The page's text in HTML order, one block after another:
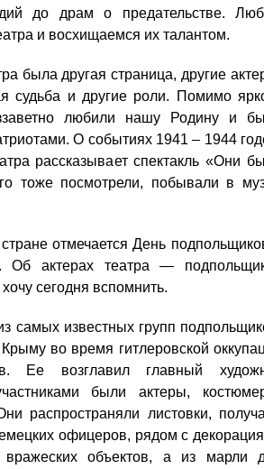
до драм о предательстве.
и восхищаемся их талантом.
была другая страница, другие
судьба и другие роли. Помимо
любили нашу Родину и
О событиях 1941 – 1944
рассказывает спектакль «Они
тоже посмотрели, побывали в
отмечается День
Об актерах театра —
сегодня вспомнить.
самых известных групп
во время гитлеровской
Ее возглавил главный
были актеры,
распространяли листовки,
офицеров, рядом с
объектов, а из марли